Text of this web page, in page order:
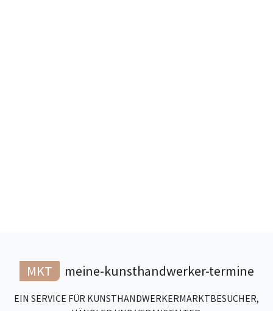
MKT meine-kunsthandwerker-termine
EIN SERVICE FÜR KUNSTHANDWERKERMARKTBESUCHER,